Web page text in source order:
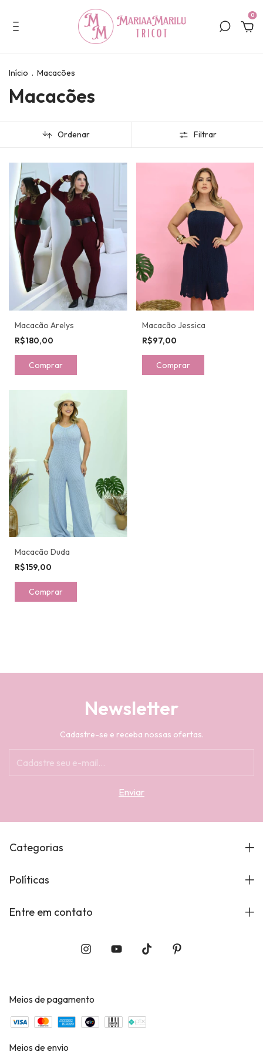
0
Início . Macacões
Macacões
Ordenar Filtrar
Macacão Arelys
R$180,00
Comprar
Macacão Jessica
R$97,00
Comprar
Macacão Duda
R$159,00
Comprar
Newsletter
Cadastre-se e receba nossas ofertas.
Categorias
Políticas
Entre em contato
Meios de pagamento
Meios de envio